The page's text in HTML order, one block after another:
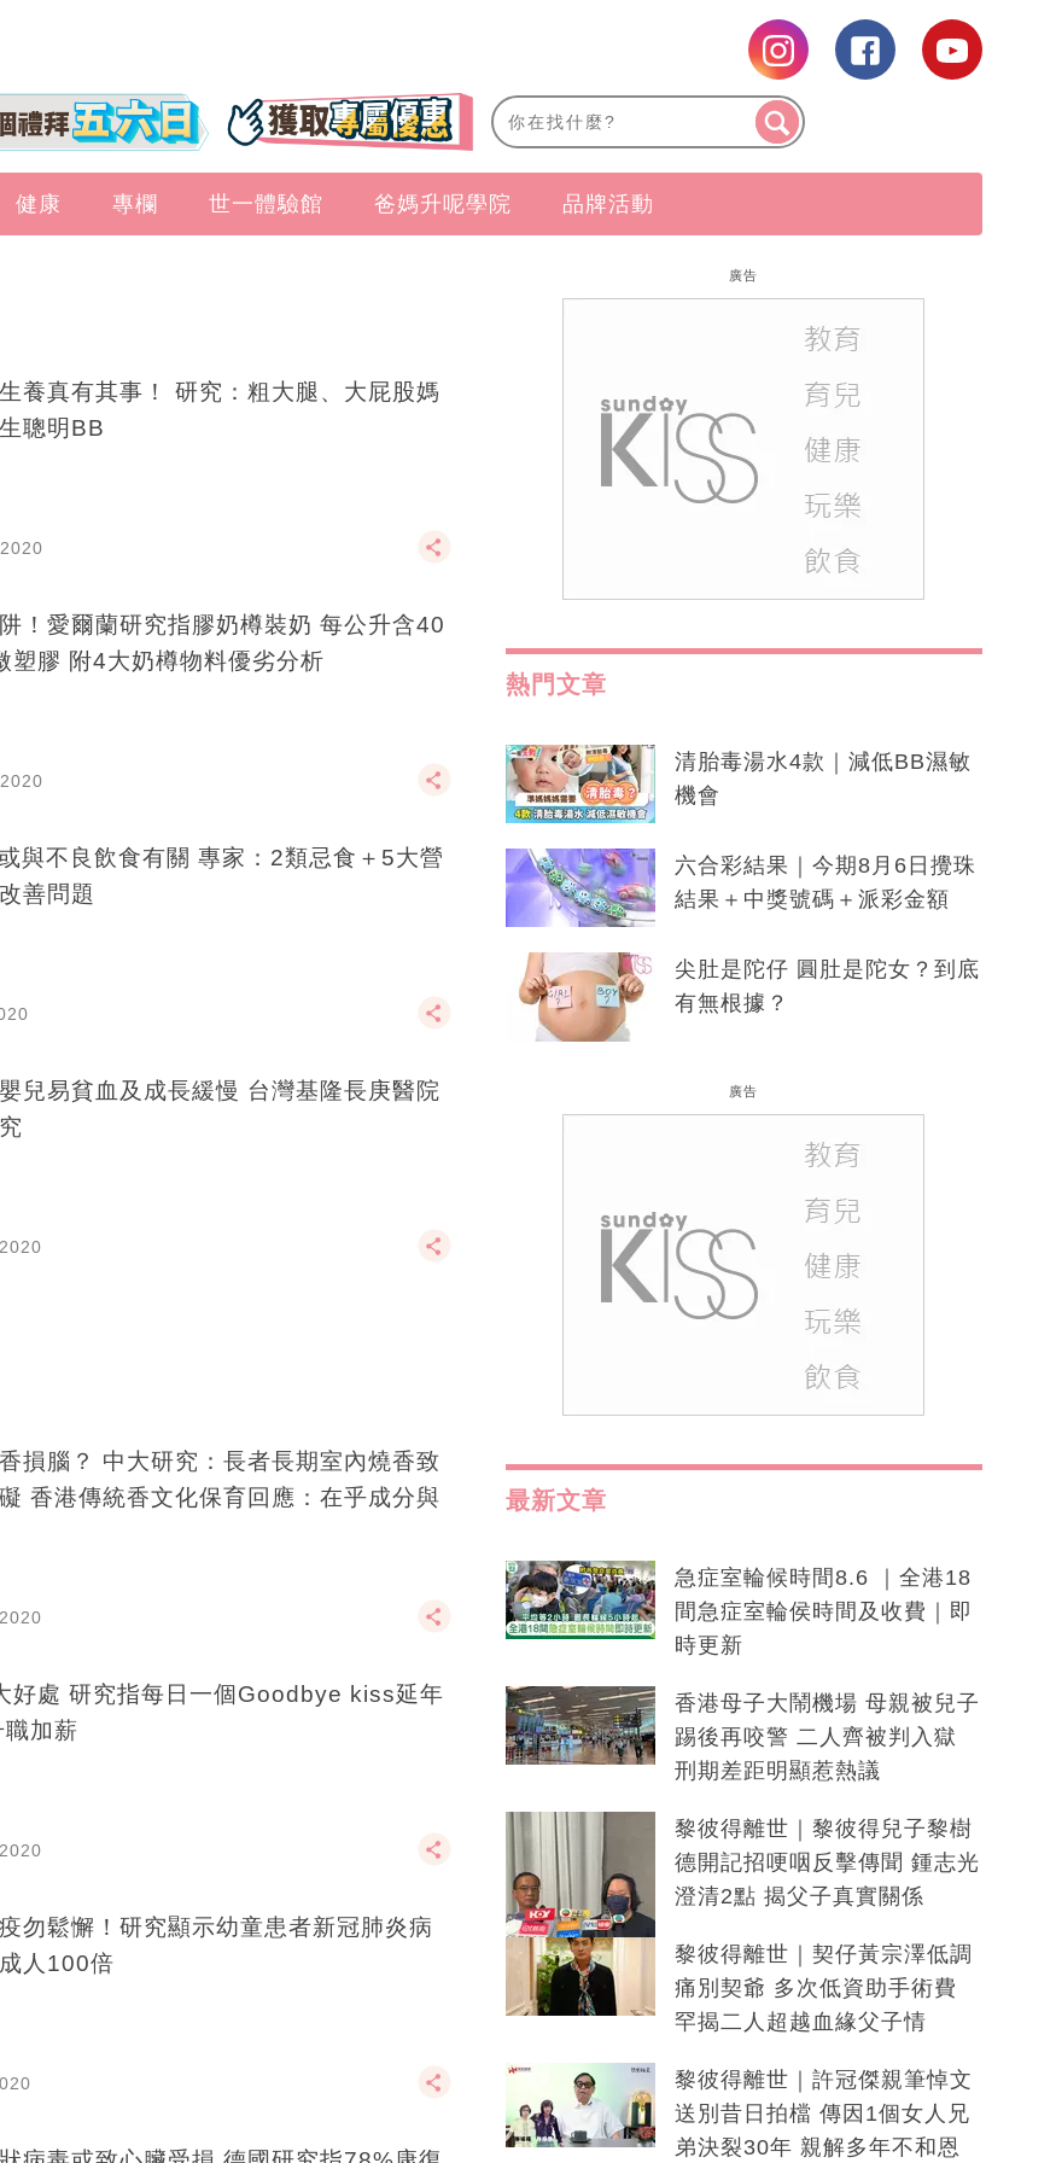
健康 專欄 世一體驗館 爸媽升呢學院 品牌活動
養真有其事！ 研究：粗大腿、大屁股媽
聰明BB
！愛爾蘭研究指膠奶樽裝奶 每公升含40
塑膠 附4大奶樽物料優劣分析
與不良飲食有關 專家：2類忌食＋5大營
善問題
兒易貧血及成長緩慢 台灣基隆長庚醫院
損腦？ 中大研究：長者長期室內燒香致
香港傳統香文化保育回應：在乎成分與
好處 研究指每日一個Goodbye kiss延年
加薪
勿鬆懈！研究顯示幼童患者新冠肺炎病
人100倍
廣告
熱門文章
清胎毒湯水4款｜減低BB濕敏
機會
六合彩結果｜今期8月6日攪珠
結果＋中獎號碼＋派彩金額
尖肚是陀仔 圓肚是陀女？到底
有無根據？
廣告
最新文章
急症室輪候時間8.6 ｜全港18
間急症室輪侯時間及收費｜即
時更新
香港母子大鬧機場 母親被兒子
踢後再咬警 二人齊被判入獄
刑期差距明顯惹熱議
黎彼得離世｜黎彼得兒子黎樹
德開記招哽咽反擊傳聞 鍾志光
澄清2點 揭父子真實關係
黎彼得離世｜契仔黃宗澤低調
痛別契爺 多次低資助手術費
罕揭二人超越血緣父子情
黎彼得離世｜許冠傑親筆悼文
送別昔日拍檔 傳因1個女人兄
弟決裂30年 親解多年不和恩